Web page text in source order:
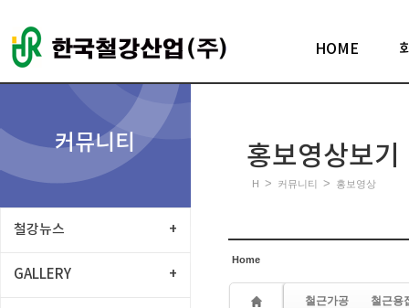
HOME
커뮤니티
철강뉴스 +
GALLERY +
홍보영상보기
H > 커뮤니티 > 홍보영상
Home
철근가공 철근용
Sketchbook5, 스케치북5
Sketchbook5, 스케치북5